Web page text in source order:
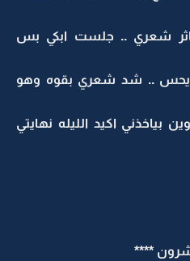
شعري .. جلست ابكي بس
.. شد شعري بقوه وهو
بياخذني اكيد الليله نهايتي
****